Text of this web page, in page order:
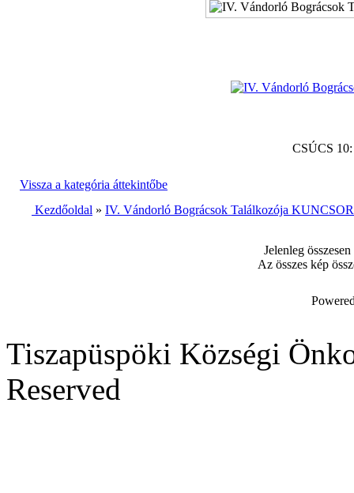
CSÚCS
Vissza a kategória áttekintőbe
Kezdőoldal » IV. Vándorló Bográcsok Találkozója
Jelenleg
Az összes kép
Tiszapüspöki Községi
Reserved